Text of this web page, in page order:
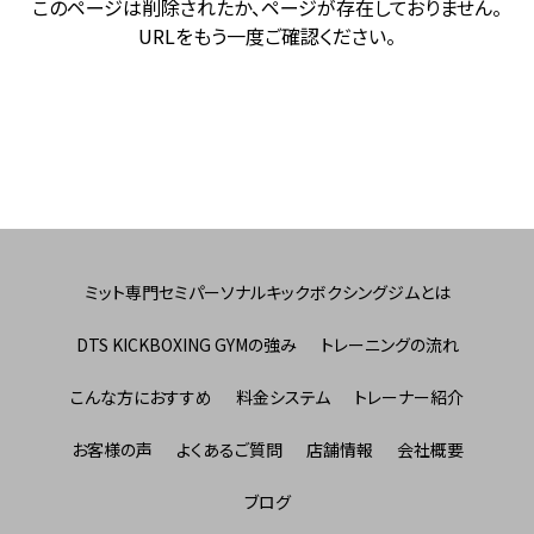
このページは削除されたか、ページが存在しておりません。
URLをもう一度ご確認ください。
ミット専門セミパーソナルキックボクシングジムとは
DTS KICKBOXING GYMの強み トレーニングの流れ
こんな方におすすめ 料金システム トレーナー紹介
お客様の声 よくあるご質問 店舗情報 会社概要
ブログ